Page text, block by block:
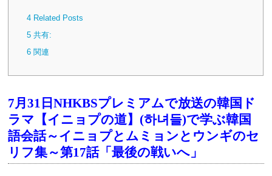
4 Related Posts
5 共有:
6 関連
7月31日NHKBSプレミアムで放送の韓国ド
ラマ【イニョプの道】(하녀들)で学ぶ韓国
語会話～イニョプとムミョンとウンギのセ
リフ集～第17話「最後の戦いへ」